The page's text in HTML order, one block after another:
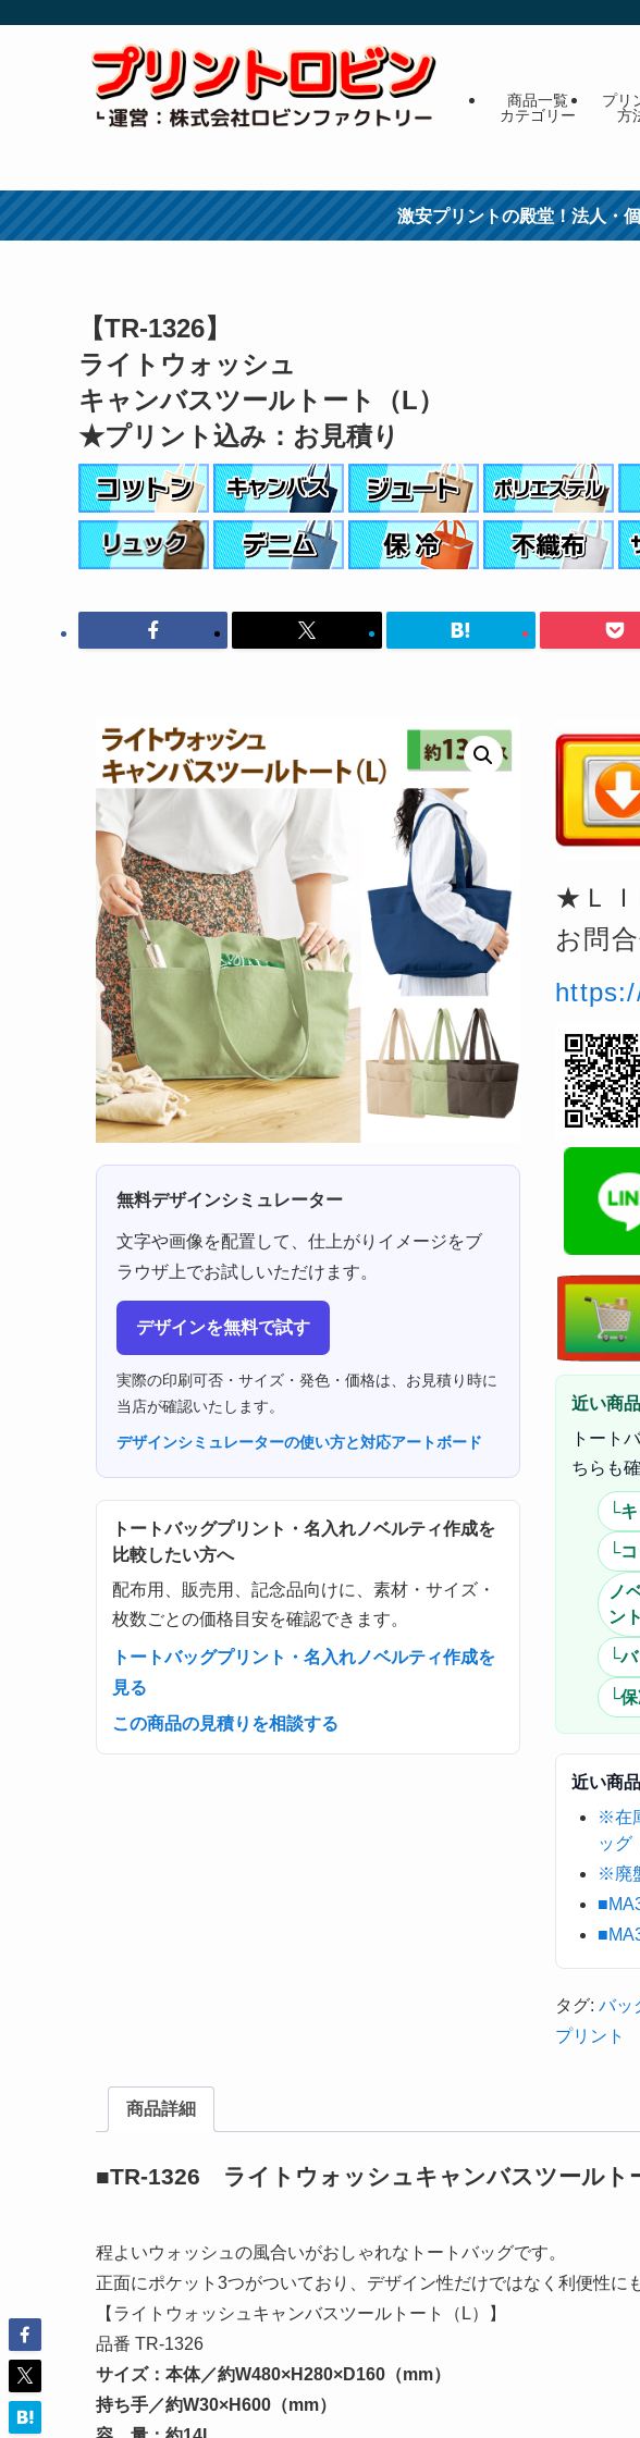
商品一覧
カテゴリー
プリ
方
激安プリントの殿堂！法人・
【TR-1326】
ライトウォッシュ
キャンバスツールトート（L）
★プリント込み：お見積り
無料デザインシミュレーター
文字や画像を配置して、仕上がりイメージをブ
ラウザ上でお試しいただけます。
デザインを無料で試す
実際の印刷可否・サイズ・発色・価格は、お見積り時に
当店が確認いたします。
デザインシミュレーターの使い方と対応アートボード
トートバッグプリント・名入れノベルティ作成を
比較したい方へ
配布用、販売用、記念品向けに、素材・サイズ・
枚数ごとの価格目安を確認できます。
トートバッグプリント・名入れノベルティ作成を
見る
この商品の見積りを相談する
★ＬＩ
お問
近い商
トート
ちらも
└
└
ノ
ント
└
└
近い商
※在
ッグ
※廃
タグ:バッ
プリント
商品詳細
■TR-1326 ライトウォッシュキャンバスツールト
程よいウォッシュの風合いがおしゃれなトートバッグです。
正面にポケット3つがついており、デザイン性だけではなく利便性に
【ライトウォッシュキャンバスツールトート（L）
】
品番 TR-1326
サイズ：本体／約W480×H280×D160（mm）
持ち手／約W30×H600（mm）